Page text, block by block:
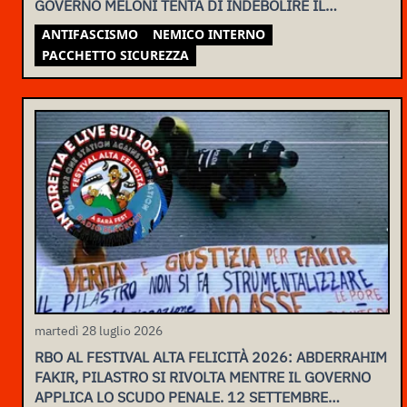
GOVERNO MELONI TENTA DI INDEBOLIRE IL
MOVIMENTO
ANTIFASCISMO
NEMICO INTERNO
PACCHETTO SICUREZZA
martedì 28 luglio 2026
RBO AL FESTIVAL ALTA FELICITÀ 2026: ABDERRAHIM
FAKIR, PILASTRO SI RIVOLTA MENTRE IL GOVERNO
APPLICA LO SCUDO PENALE. 12 SETTEMBRE